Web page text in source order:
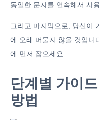
동일한 문자를 연속해서 사
그리고 마지막으로, 당신이
에 오래 머물지 않을 것입니
에 먼저 잡으세요.
단계별 가이
방법